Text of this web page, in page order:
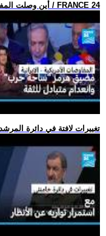
.. أين وصلت المفاوضات حول مضيق هرمز؟ • فرانس 24 / FRANCE 24
.. تغييرات لافتة في دائرة